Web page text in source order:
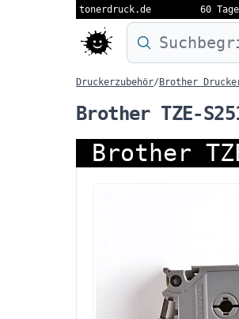
tonerdruck.de 60
Druckermodell oder
Druckerzubehör/ Brother
Brother TZE-
Brother